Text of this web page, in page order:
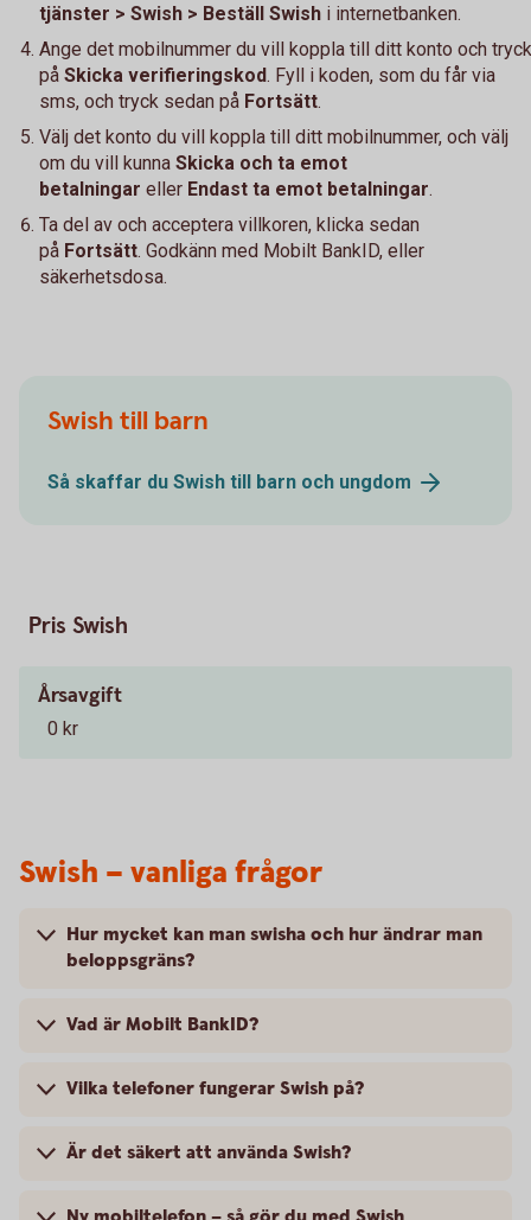
tjänster > Swish > Beställ Swish i internetbanken.
Ange det mobilnummer du vill koppla till ditt konto och tryck
på Skicka verifieringskod. Fyll i koden, som du får via
sms, och tryck sedan på Fortsätt.
Välj det konto du vill koppla till ditt mobilnummer, och välj
om du vill kunna Skicka och ta emot
betalningar eller Endast ta emot betalningar.
Ta del av och acceptera villkoren, klicka sedan
på Fortsätt. Godkänn med Mobilt BankID, eller
säkerhetsdosa.
Swish till barn
Så skaffar du Swish till barn och ungdom
Pris Swish
Årsavgift
0 kr
Swish – vanliga frågor
Hur mycket kan man swisha och hur ändrar man
beloppsgräns?
Vad är Mobilt BankID?
Vilka telefoner fungerar Swish på?
Är det säkert att använda Swish?